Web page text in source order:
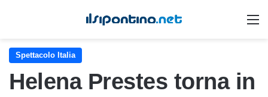
Spettacolo Italia
Helena Prestes torna in